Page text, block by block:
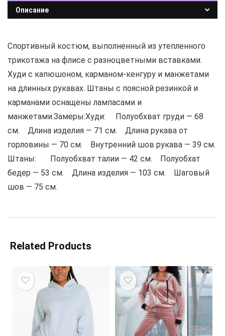
Описание
Спортивный костюм, выполненный из утепленного
трикотажа на флисе с разноцветными вставками.
Худи с капюшоном, карманом-кенгуру и манжетами
на длинных рукавах. Штаны с поясной резинкой и
карманами оснащены лампасами и
манжетами.Замеры:Худи: Полуобхват груди — 68
см. Длина изделия — 71 см. Длина рукава от
горловины — 70 см. Внутренний шов рукава — 39 см.
Штаны: Полуобхват талии — 42 см. Полуобхат
бедер — 53 см. Длина изделия — 103 см. Шаговый
шов — 75 см.
Related Products